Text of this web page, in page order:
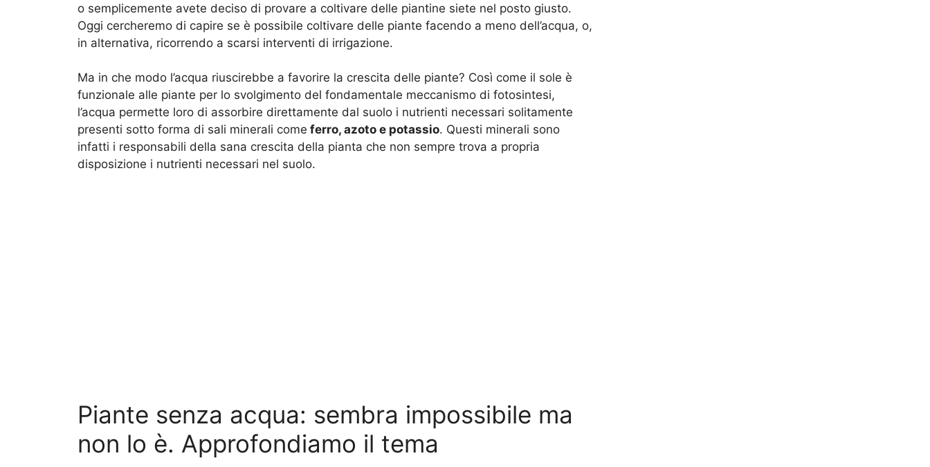
o semplicemente avete deciso di provare a coltivare delle piantine siete nel posto giusto.
Oggi cercheremo di capire se è possibile coltivare delle piante facendo a meno dell’acqua, o,
in alternativa, ricorrendo a scarsi interventi di irrigazione.
Ma in che modo l’acqua riuscirebbe a favorire la crescita delle piante? Così come il sole è
funzionale alle piante per lo svolgimento del fondamentale meccanismo di fotosintesi,
l’acqua permette loro di assorbire direttamente dal suolo i nutrienti necessari solitamente
presenti sotto forma di sali minerali come ferro, azoto e potassio. Questi minerali sono
infatti i responsabili della sana crescita della pianta che non sempre trova a propria
disposizione i nutrienti necessari nel suolo.
Piante senza acqua: sembra impossibile ma
non lo è. Approfondiamo il tema